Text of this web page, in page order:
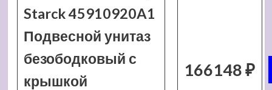
Starck 45910920A1
Подвесной унитаз
безободковый с
крышкой
166148 ₽